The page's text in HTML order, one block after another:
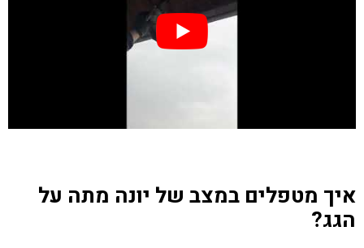
איך מטפלים במצב של יונה מתה על
הגג?